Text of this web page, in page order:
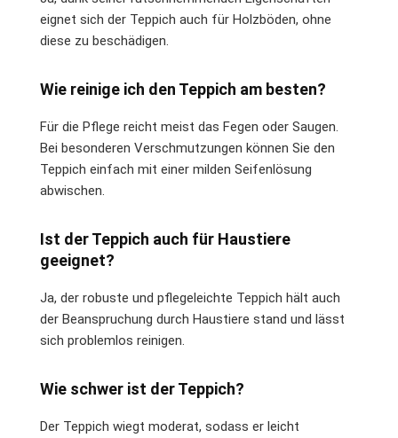
eignet sich der Teppich auch für Holzböden, ohne
diese zu beschädigen.
Wie reinige ich den Teppich am besten?
Für die Pflege reicht meist das Fegen oder Saugen.
Bei besonderen Verschmutzungen können Sie den
Teppich einfach mit einer milden Seifenlösung
abwischen.
Ist der Teppich auch für Haustiere
geeignet?
Ja, der robuste und pflegeleichte Teppich hält auch
der Beanspruchung durch Haustiere stand und lässt
sich problemlos reinigen.
Wie schwer ist der Teppich?
Der Teppich wiegt moderat, sodass er leicht